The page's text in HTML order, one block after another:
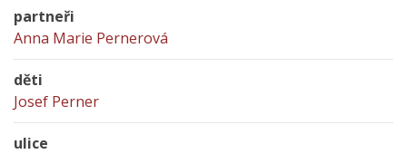
partneři
Anna Marie Pernerová
děti
Josef Perner
ulice